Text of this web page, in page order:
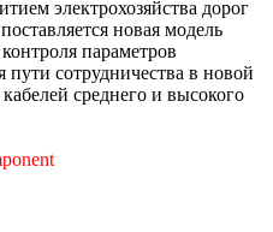
электрохозяйства дорог
новая модель
параметров
сотрудничества в новой
среднего и высокого